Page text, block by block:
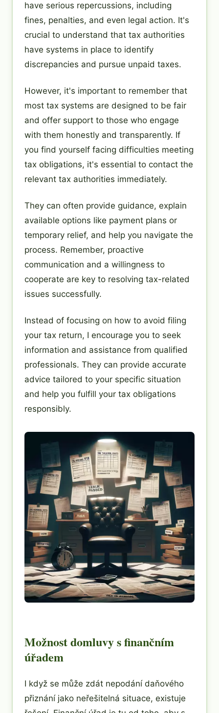
have serious repercussions, including
fines, penalties, and even legal action. It's
crucial to understand that tax authorities
have systems in place to identify
discrepancies and pursue unpaid taxes.
However, it's important to remember that
most tax systems are designed to be fair
and offer support to those who engage
with them honestly and transparently. If
you find yourself facing difficulties meeting
tax obligations, it's essential to contact the
relevant tax authorities immediately.
They can often provide guidance, explain
available options like payment plans or
temporary relief, and help you navigate the
process. Remember, proactive
communication and a willingness to
cooperate are key to resolving tax-related
issues successfully.
Instead of focusing on how to avoid filing
your tax return, I encourage you to seek
information and assistance from qualified
professionals. They can provide accurate
advice tailored to your specific situation
and help you fulfill your tax obligations
responsibly.
Možnost domluvy s finančním
úřadem
I když se může zdát nepodání daňového
přiznání jako neřešitelná situace, existuje